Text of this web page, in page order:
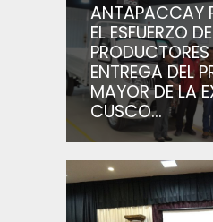
ANTAPACCAY
EL ESFUERZO
ENTREGA DEL
MAYOR DE LA
CUSCO...